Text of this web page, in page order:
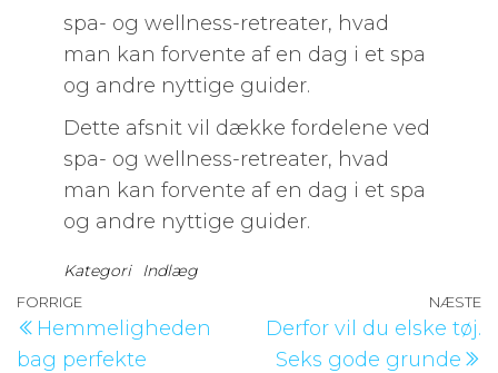
spa- og wellness-retreater, hvad
man kan forvente af en dag i et spa
og andre nyttige guider.
Dette afsnit vil dække fordelene ved
spa- og wellness-retreater, hvad
man kan forvente af en dag i et spa
og andre nyttige guider.
Kategori Indlæg
Indlægsnavigation
Forrige
indlæg
FORRIGE
Hemmeligheden
bag perfekte
NÆSTE
Derfor vil du elske tøj.
Seks gode grunde